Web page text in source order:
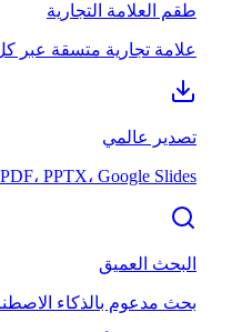
طقم العلامة التجارية
علامة تجارية متسقة عبر
تصدير عالمي
PDF، PPTX، Google Slides، والمزيد.
البحث العميق
بحث مدعوم بالذكاء